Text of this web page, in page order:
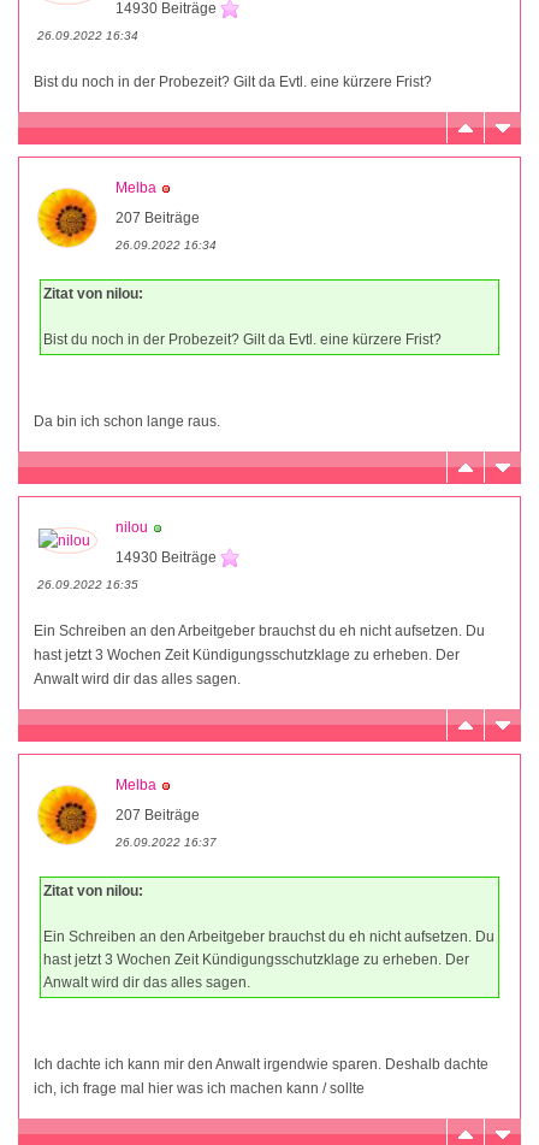
14930 Beiträge
26.09.2022 16:34
Bist du noch in der Probezeit? Gilt da Evtl. eine kürzere Frist?
Melba
207 Beiträge
26.09.2022 16:34
Zitat von nilou:
Bist du noch in der Probezeit? Gilt da Evtl. eine kürzere Frist?
Da bin ich schon lange raus.
nilou
14930 Beiträge
26.09.2022 16:35
Ein Schreiben an den Arbeitgeber brauchst du eh nicht aufsetzen. Du
hast jetzt 3 Wochen Zeit Kündigungsschutzklage zu erheben. Der
Anwalt wird dir das alles sagen.
Melba
207 Beiträge
26.09.2022 16:37
Zitat von nilou:
Ein Schreiben an den Arbeitgeber brauchst du eh nicht aufsetzen. Du
hast jetzt 3 Wochen Zeit Kündigungsschutzklage zu erheben. Der
Anwalt wird dir das alles sagen.
Ich dachte ich kann mir den Anwalt irgendwie sparen. Deshalb dachte
ich, ich frage mal hier was ich machen kann / sollte